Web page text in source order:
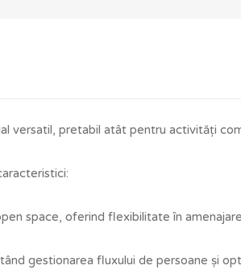
versatil, pretabil atât pentru activități
space, oferind flexibilitate în
gestionarea fluxului de persoane și